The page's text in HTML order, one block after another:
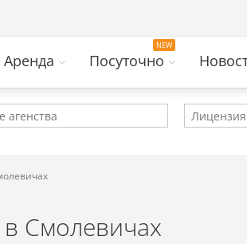
Аренда Посуточно
Смолевичах